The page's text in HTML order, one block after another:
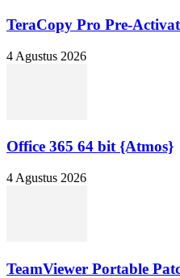
TeraCopy Pro Pre-
4 Agustus 2026
Office 365 64 bit {Atmos}
4 Agustus 2026
TeamViewer Portable